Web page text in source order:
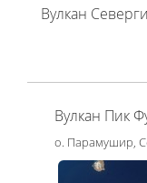
Вулкан
Вулкан Пик
о. Парамушир,